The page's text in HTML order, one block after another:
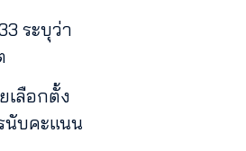
ระบุว่า
เลือกตั้ง
นับคะแนน